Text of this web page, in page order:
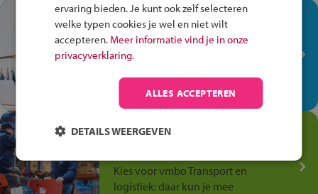
In de winkel ben je op je
plek!
Ontdek via het vmbo jouw talent
op de winkelvloer, waar elke dag
anders is!
Jouw talent in de
Kies voor vmbo Transport en
logistiek: daar kun je mee
ervaring bieden. Je kunt ook zelf selecteren
welke typen cookies je wel en niet wilt
accepteren. Meer informatie vind je in onze
privacyverklaring.
ALLES ACCEPTEREN
DETAILS WEERGEVEN